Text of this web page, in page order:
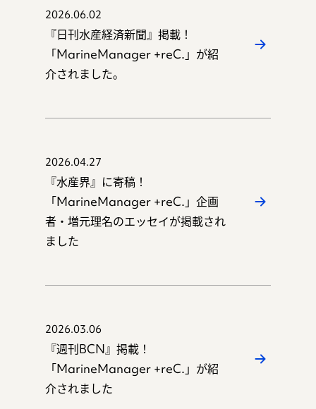
資料ダウンロード
運営会社：日本事務器株式会社
© 2021 Nippon Jimuki Co., Ltd.
2026.06.02
『日刊水産経済新聞』掲載！
「MarineManager +reC.」が紹
介されました。
2026.04.27
『水産界』に寄稿！
「MarineManager +reC.」企画
者・増元理名のエッセイが掲載され
ました
2026.03.06
『週刊BCN』掲載！
「MarineManager +reC.」が紹
介されました